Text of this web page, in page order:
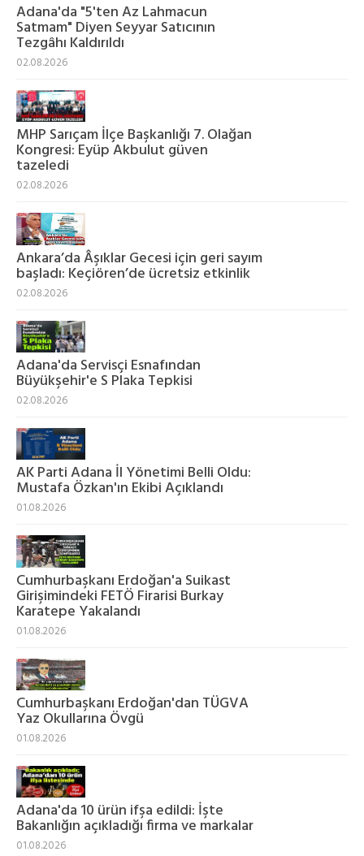
Adana'da "5'ten Az Lahmacun
Satmam" Diyen Seyyar Satıcının
Tezgâhı Kaldırıldı
02.08.2026
MHP Sarıçam İlçe Başkanlığı 7. Olağan
Kongresi: Eyüp Akbulut güven
tazeledi
02.08.2026
Ankara’da Âşıklar Gecesi için geri sayım
başladı: Keçiören’de ücretsiz etkinlik
02.08.2026
Adana'da Servisçi Esnafından
Büyükşehir'e S Plaka Tepkisi
02.08.2026
AK Parti Adana İl Yönetimi Belli Oldu:
Mustafa Özkan'ın Ekibi Açıklandı
01.08.2026
Cumhurbaşkanı Erdoğan'a Suikast
Girişimindeki FETÖ Firarisi Burkay
Karatepe Yakalandı
01.08.2026
Cumhurbaşkanı Erdoğan'dan TÜGVA
Yaz Okullarına Övgü
01.08.2026
Adana'da 10 ürün ifşa edildi: İşte
Bakanlığın açıkladığı firma ve markalar
01.08.2026